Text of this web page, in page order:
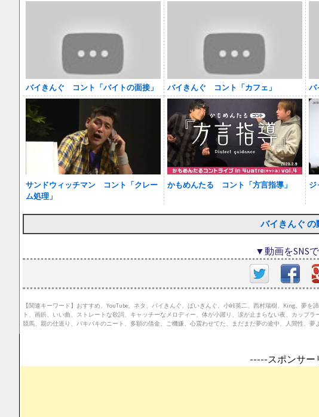
バイきんぐ コント「バイトの面接」 バイきんぐ コント「カフェ」 バ
サンドウィッチマン コント「クレー
ム処理」
かもめんたる コント「方言指導」 ジ
バイきんぐ の
▼動画をSNS
【関連キーワード】おすすめ、YouTube、ネタ、バイきんぐ、ばいきんぐ、小峠英二、西村瑞樹、King、夢
ト、画鋲、いい曲、ストレートな歌詞、キャッチーなメロディー、体が小躍り、涙が止まらない夜、カップ
競馬、親の仕送り、バキバキのニート、多額の借金、ご機嫌、心震わせてた、まだまだ夢の途中、人間性、夢
-----スポンサー